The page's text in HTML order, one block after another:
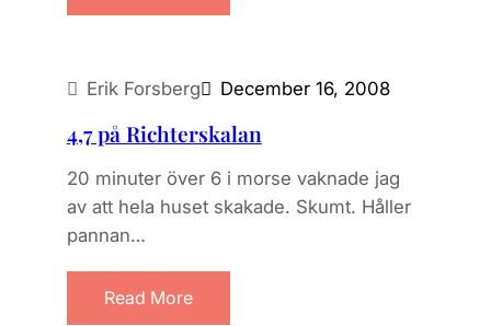
Erik Forsberg December 16, 2008
4,7 på Richterskalan
20 minuter över 6 i morse vaknade jag
av att hela huset skakade. Skumt. Håller
pannan…
Read More